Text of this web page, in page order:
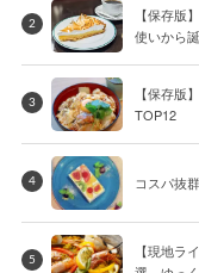
2
【保存版
使いから
3
【保存版
TOP12
4 コスパ抜
5
【現地ラ